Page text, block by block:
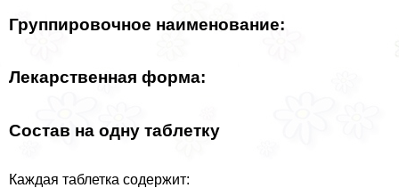
Группировочное наименование:
Лекарственная форма:
Состав на одну таблетку
Каждая таблетка содержит: